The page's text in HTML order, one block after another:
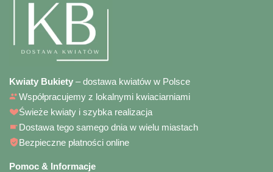
Kwiaty Bukiety – dostawa kwiatów w Polsce
Współpracujemy z lokalnymi kwiaciarniami
Świeże kwiaty i szybka realizacja
Dostawa tego samego dnia w wielu miastach
Bezpieczne płatności online
Pomoc & Informacje